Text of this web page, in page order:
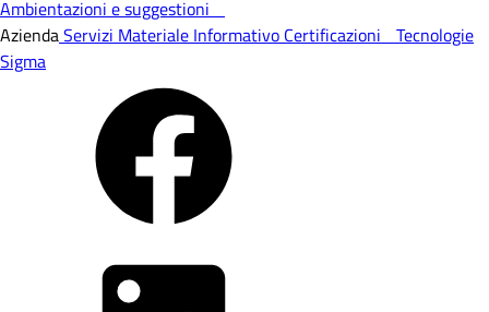
Ambientazioni e suggestioni
AziendaServizi Materiale Informativo Certificazioni Tecnologie
Sigma